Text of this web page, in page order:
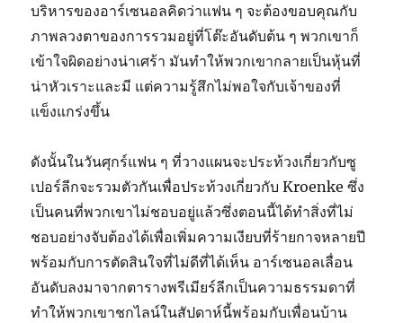
บริหารของอาร์เซนอลคิดว่าแฟน ๆ จะต้องขอบคุณกับ
ภาพลวงตาของการรวมอยู่ที่โต๊ะอันดับต้น ๆ พวกเขาก็
เข้าใจผิดอย่างน่าเศร้า มันทำให้พวกเขากลายเป็นหุ้นที่
น่าหัวเราะและมี แต่ความรู้สึกไม่พอใจกับเจ้าของที่
แข็งแกร่งขึ้น
ดังนั้นในวันศุกร์แฟน ๆ ที่วางแผนจะประท้วงเกี่ยวกับซู
เปอร์ลีกจะรวมตัวกันเพื่อประท้วงเกี่ยวกับ Kroenke ซึ่ง
เป็นคนที่พวกเขาไม่ชอบอยู่แล้วซึ่งตอนนี้ได้ทำสิ่งที่ไม่
ชอบอย่างจับต้องได้เพื่อเพิ่มความเงียบที่ร้ายกาจหลายปี
พร้อมกับการตัดสินใจที่ไม่ดีที่ได้เห็น อาร์เซนอลเลื่อน
อันดับลงมาจากตารางพรีเมียร์ลีกเป็นความธรรมดาที่
ทำให้พวกเขาชกไลน์ในสัปดาห์นี้พร้อมกับเพื่อนบ้าน